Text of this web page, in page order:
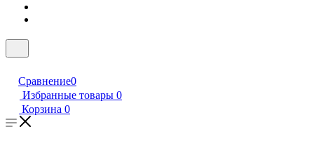
Сравнение0
Избранные товары 0
Корзина 0